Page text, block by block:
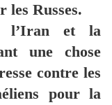
les Russes.
l’Iran et la
une chose
contre les
pour la